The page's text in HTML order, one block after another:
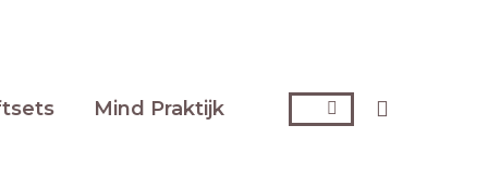
Mind Praktijk